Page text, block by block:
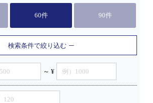
60件 90件
検索条件で絞り込む
～ ¥